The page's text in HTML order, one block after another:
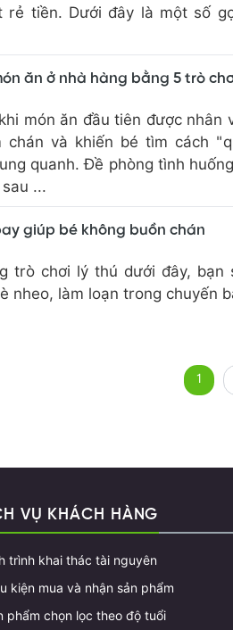
rẻ tiền. Dưới đây là một số
ăn ở nhà hàng bằng 5 trò
món ăn đầu tiên được nhân
và khiến bé tìm cách
quanh. Đề phòng tình
...
giúp bé không buồn chán
trò chơi lý thú dưới đây, bạn
nheo, làm loạn trong chuyến
1
VỤ KHÁCH HÀNG
trình khai thác tài nguyên
kiện mua và nhận sản phẩm
phẩm chọn lọc theo độ tuổi